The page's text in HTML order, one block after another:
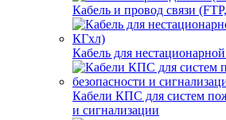
Кабель и провод связи
Кабель для
Кабели КПС для систем
и сигнализации